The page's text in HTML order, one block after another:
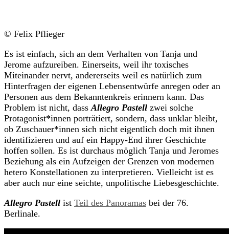
© Felix Pflieger
Es ist einfach, sich an dem Verhalten von Tanja und
Jerome aufzureiben. Einerseits, weil ihr toxisches
Miteinander nervt, andererseits weil es natürlich zum
Hinterfragen der eigenen Lebensentwürfe anregen oder an
Personen aus dem Bekanntenkreis erinnern kann. Das
Problem ist nicht, dassAllegro Pastell zwei solche
Protagonist*innen porträtiert, sondern, dass unklar bleibt,
ob Zuschauer*innen sich nicht eigentlich doch mit ihnen
identifizieren und auf ein Happy-End ihrer Geschichte
hoffen sollen. Es ist durchaus möglich Tanja und Jeromes
Beziehung als ein Aufzeigen der Grenzen von modernen
hetero Konstellationen zu interpretieren. Vielleicht ist es
aber auch nur eine seichte, unpolitische Liebesgeschichte.
Allegro Pastell ist Teil des Panoramas bei der 76.
Berlinale.